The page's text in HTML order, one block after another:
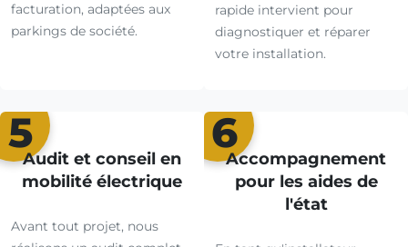
facturation, adaptées aux
parkings de société.
rapide intervient pour
diagnostiquer et réparer
votre installation.
5
Audit et conseil en
mobilité électrique
Avant tout projet, nous
6
Accompagnement
pour les aides de
l'état